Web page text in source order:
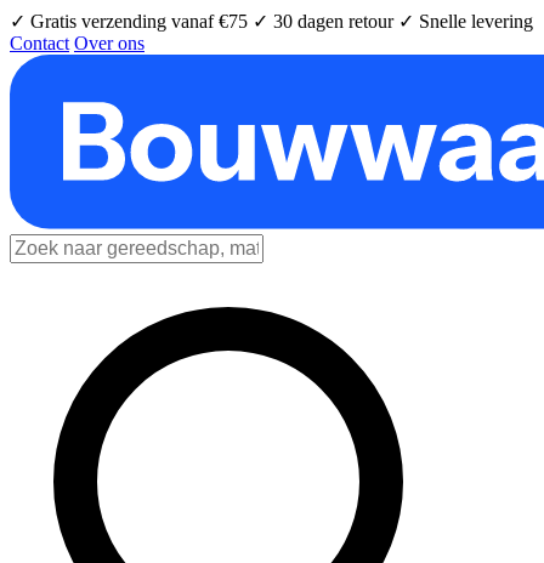
✓ Gratis verzending vanaf €75 ✓ 30 dagen retour ✓ Snelle levering
Contact Over ons